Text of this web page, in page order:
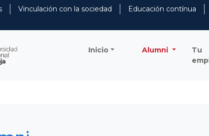
Vinculación con la sociedad Educación contínua
Inicio Alumni
Tu